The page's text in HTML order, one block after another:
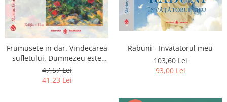
Frumusete in dar. Vindecarea
sufletului. Dumnezeu este
chiar dragostea ta. Editia a 2-
a
47,57 Lei
41,23 Lei
Rabuni - Invatatorul meu
103,60 Lei
93,00 Lei